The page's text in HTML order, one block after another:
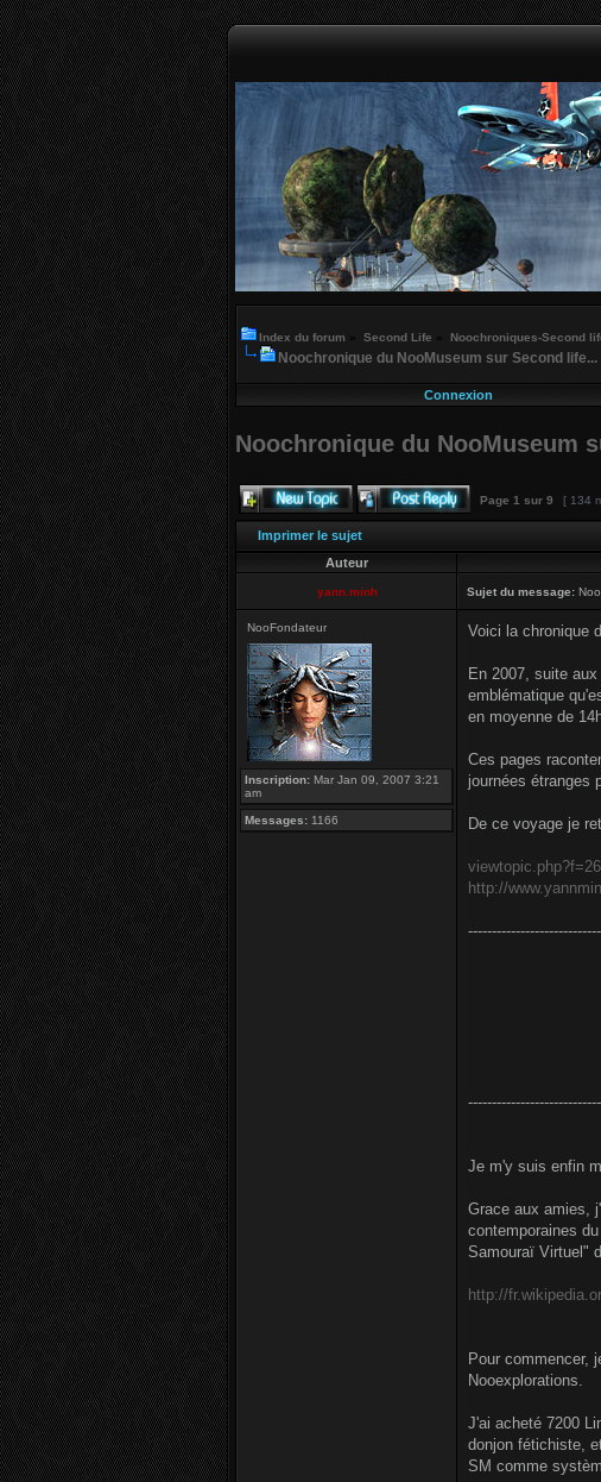
Index du forum » Second Life » Noochroniques-Second
Noochronique du NooMuseum sur Second life...
Connexion
Noochronique du NooMuseum
Page 1 sur 9 [ 134
Imprimer le sujet
Auteur
yann.minh Sujet du message:
NooFondateur
Inscription: Mar Jan 09, 2007 3:21
am
Messages: 1166
Voici la chronique
En 2007, suite
emblématique
en moyenne de
Ces pages
journées étranges
De ce voyage je
http://
Je m'y suis enfin
Grace aux amies,
contemporaines
Samouraï Virtuel"
http://
Pour commencer,
Nooexplorations.
J'ai acheté 7200
donjon fétichiste,
SM comme